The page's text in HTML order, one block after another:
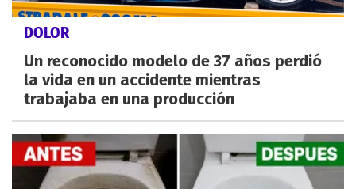
DOLOR
Un reconocido modelo de 37 años perdió
la vida en un accidente mientras
trabajaba en una producción